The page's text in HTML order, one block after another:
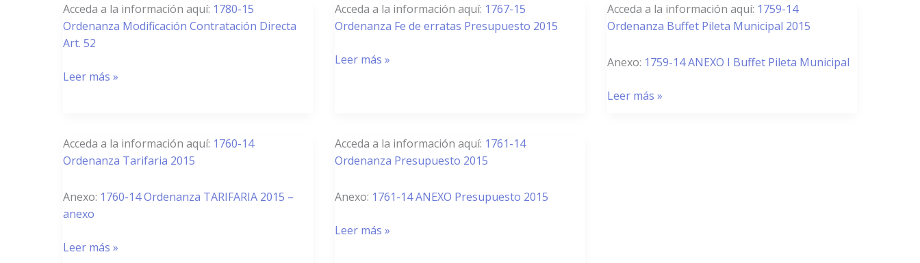
2015
Acceda a la información aquí: 1780-15
Ordenanza Modificación Contratación Directa
Art. 52
1780/15
–
Modificación
52
Leer más »
Acceda a la información aquí: 1767-15
Ordenanza Fe de erratas Presupuesto 2015
1767/15
–
de
Leer más »
Acceda a la información aquí: 1759-14
Ordenanza Buffet Pileta Municipal 2015
Anexo: 1759-14 ANEXO I Buffet Pileta Municipal
1759/14
–
Pileta
2015
Leer más »
Acceda a la información aquí: 1760-14
Ordenanza Tarifaria 2015
Anexo: 1760-14 Ordenanza TARIFARIA 2015 –
anexo
1760/14
–
2015
Leer más »
Acceda a la información aquí: 1761-14
Ordenanza Presupuesto 2015
Anexo: 1761-14 ANEXO Presupuesto 2015
1761/14
–
2015
Leer más »